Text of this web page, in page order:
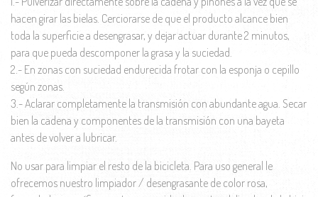
hacen girar las bielas. Cerciorarse de que el producto alcance bien
toda la superficie a desengrasar, y dejar actuar durante 2 minutos,
para que pueda descomponer la grasa y la suciedad.
2.- En zonas con suciedad endurecida frotar con la esponja o cepillo
según zonas.
3.- Aclarar completamente la transmisión con abundante agua. Secar
bien la cadena y componentes de la transmisión con una bayeta
antes de volver a lubricar.
No usar para limpiar el resto de la bicicleta. Para uso general le
ofrecemos nuestro limpiador / desengrasante de color rosa,